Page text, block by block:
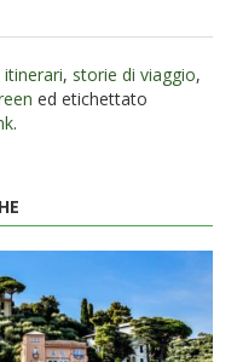
itinerari, storie di viaggio,
ed etichettato
.